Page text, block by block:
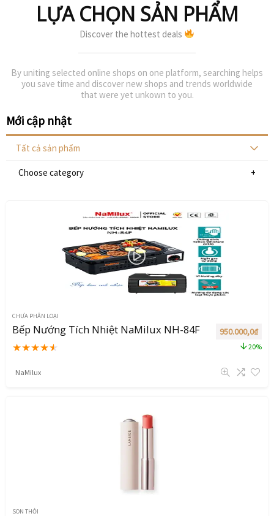
LỰA CHỌN SẢN PHẨM
Discover the hottest deals
By uniting selected online shops on one platform, searching helps
you save time and discover new shops and trends worldwide
that were yet unkown to you.
Mới cập nhật
Tất cả sản phẩm
Choose category
CHƯA PHÂN LOẠI
Bếp Nướng Tích Nhiệt NaMilux NH-84F
★★★★★
950.000,0₫
20%
NaMilux
SON THỎI